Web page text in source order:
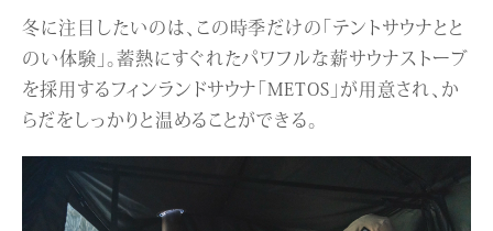
冬に注目したいのは、この時季だけの「テントサウナとと
のい体験」。蓄熱にすぐれたパワフルな薪サウナストーブ
を採用するフィンランドサウナ「METOS」が用意され、か
らだをしっかりと温めることができる。